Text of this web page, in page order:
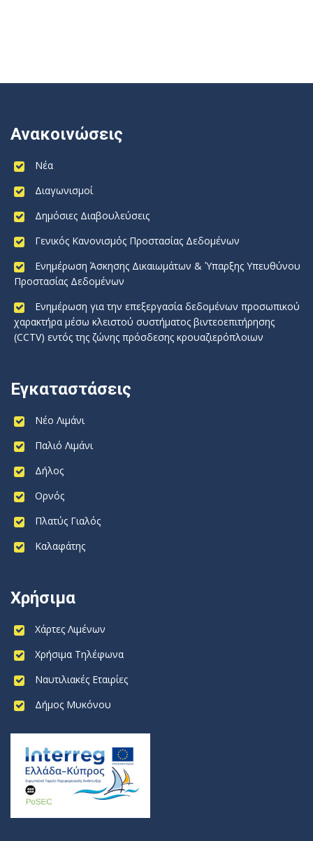
Ανακοινώσεις
Νέα
Διαγωνισμοί
Δημόσιες Διαβουλεύσεις
Γενικός Κανονισμός Προστασίας Δεδομένων
Ενημέρωση Άσκησης Δικαιωμάτων & Ύπαρξης Υπευθύνου
Προστασίας Δεδομένων
Ενημέρωση για την επεξεργασία δεδομένων προσωπικού
χαρακτήρα μέσω κλειστού συστήματος βιντεοεπιτήρησης
(CCTV) εντός της ζώνης πρόσδεσης κρουαζιερόπλοιων
Εγκαταστάσεις
Νέο Λιμάνι
Παλιό Λιμάνι
Δήλος
Ορνός
Πλατύς Γιαλός
Καλαφάτης
Χρήσιμα
Χάρτες Λιμένων
Χρήσιμα Τηλέφωνα
Ναυτιλιακές Εταιρίες
Δήμος Μυκόνου